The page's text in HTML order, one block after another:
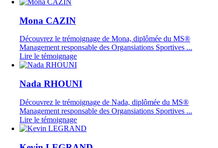
Mona CAZIN
Découvrez le trémoignage de Mona, diplômée du MS®
Management responsable des Organsiations Sportives ...
Lire le témoignage
Nada RHOUNI
Découvrez le trémoignage de Nada, diplômée du MS®
Management responsable des Organsiations Sportives ...
Lire le témoignage